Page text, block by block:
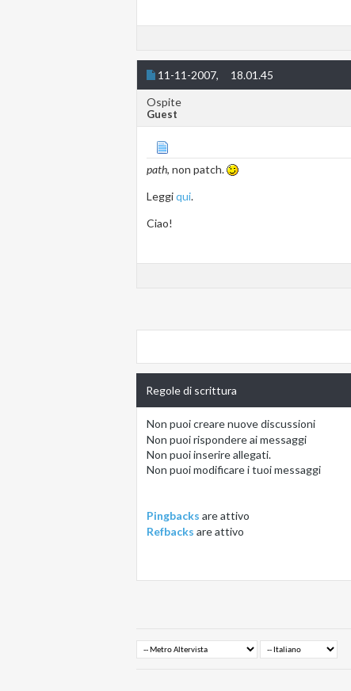
11-11-2007,
18.01.45
Ospite
Guest
path, non patch.
Leggiqui.
Ciao!
Regole di scrittura
Non puoicreare nuove discussioni
Non puoirispondere ai messaggi
Non puoiinserire allegati.
Non puoimodificare i tuoi messaggi
Pingbacks areattivo
Refbacks areattivo